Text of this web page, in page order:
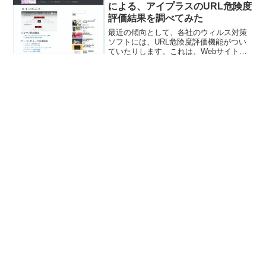
による、アイプラスのURL危険度
評価結果を調べてみた
最近の傾向として、各社のウィルス対策
ソフトには、URL危険度評価機能がつい
ていたりします。これは、Webサイトに